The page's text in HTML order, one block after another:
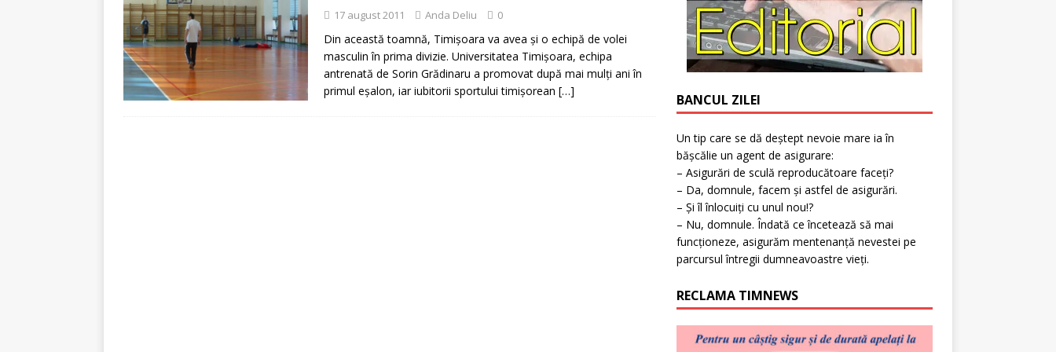
[ 5 august 2026 ]
17 august 2011 Anda Deliu 0
Din această toamnă, Timişoara va avea şi o echipă de volei
masculin în prima divizie. Universitatea Timişoara, echipa
antrenată de Sorin Grădinaru a promovat după mai mulţi ani în
primul eşalon, iar iubitorii sportului timişorean […]
BANCUL ZILEI
Un tip care se dă deștept nevoie mare ia în
bășcălie un agent de asigurare:
– Asigurări de sculă reproducătoare faceți?
– Da, domnule, facem și astfel de asigurări.
– Și îl înlocuiți cu unul nou!?
– Nu, domnule. Îndată ce încetează să mai
funcționeze, asigurăm mentenanță nevestei pe
parcursul întregii dumneavoastre vieți.
RECLAMA TIMNEWS